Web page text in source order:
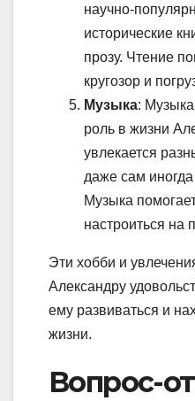
научно-
исторические
прозу. Чтение
кругозор и
Музыка:
роль в жизни
увлекается
даже сам иногда
Музыка
настроиться на
Эти хобби и
Александру
ему развиваться и
жизни.
Вопрос-